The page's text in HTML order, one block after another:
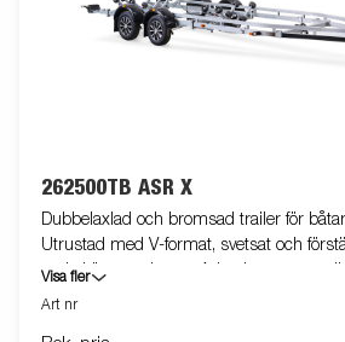
262500TB ASR X
Dubbelaxlad och bromsad trailer för
Utrustad med V-format, svetsat och förstärkt chassi och
goda köregenskaper. Adaptiva
båtens skrov. Tippbar adaptiv vagga
Visa fler
Art nr